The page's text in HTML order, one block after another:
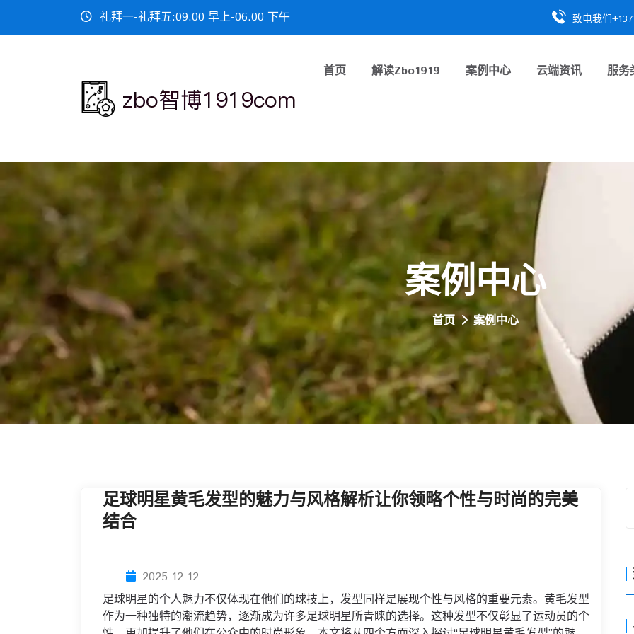
礼拜一-礼拜五:09.00 早上-06.00 下午 致电我们
首页 解读Zbo1919 案例中心 云端资讯 服务
案例中心
首页 案例中心
足球明星黄毛发型的魅力与风格解析让你领略个性与时尚的完美
结合
2025-12-12
足球明星的个人魅力不仅体现在他们的球技上，发型同样是展现个性与风格的重要元素。黄毛发型
作为一种独特的潮流趋势，逐渐成为许多足球明星所青睐的选择。这种发型不仅彰显了运动员的个